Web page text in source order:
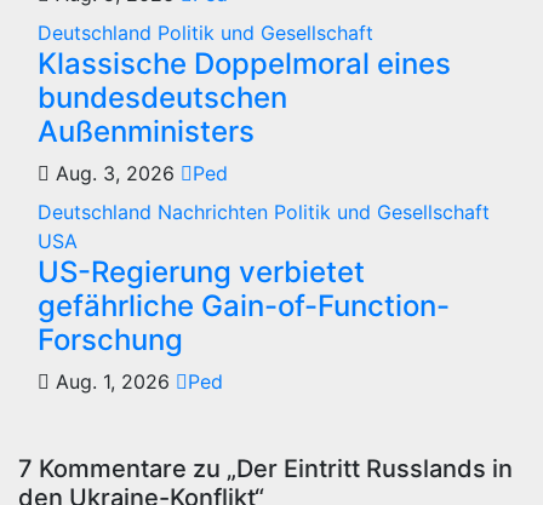
Deutschland Politik und Gesellschaft
Klassische Doppelmoral eines
bundesdeutschen
Außenministers
Aug. 3, 2026
Ped
Deutschland Nachrichten Politik und Gesellschaft
USA
US-Regierung verbietet
gefährliche Gain-of-Function-
Forschung
Aug. 1, 2026 Ped
7 Kommentare zu „Der Eintritt Russlands in
den Ukraine-Konflikt“